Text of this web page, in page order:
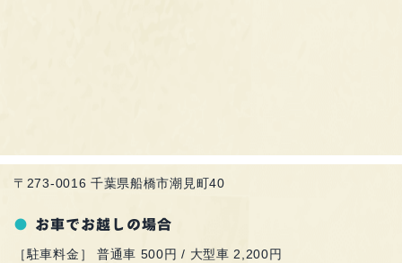
〒273-0016 千葉県船橋市潮見町40
お車でお越しの場合
［駐車料金］ 普通車 500円 / 大型車 2,200円